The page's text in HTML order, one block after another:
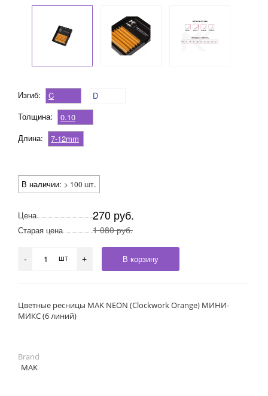
Изгиб: C
D
Толщина:
0.10
Длина:
7-12mm
В наличии: > 100 шт.
Цена 270 руб.
Старая цена 1 080 руб.
- шт + В корзину
Цветные ресницы MAK NEON (Clockwork Orange) МИНИ-
МИКС (6 линий)
Brand
MAK